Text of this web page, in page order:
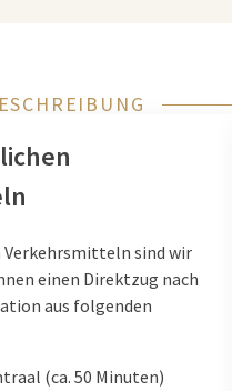
sind wir
einen Direktzug nach
aus folgenden
(ca. 50 Minuten)